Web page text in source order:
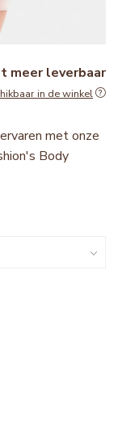
meer leverbaar
in de winkel
met onze
Body